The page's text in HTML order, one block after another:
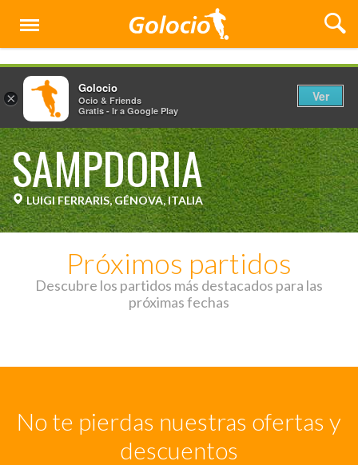
Menú
SAMPDORIA
LUIGI FERRARIS, GÉNOVA, ITALIA
Próximos partidos
Descubre los partidos más destacados para las
próximas fechas
No te pierdas nuestras ofertas y
descuentos
×
Golocio
Ocio & Friends
Gratis - Ir a Google Play
Ver